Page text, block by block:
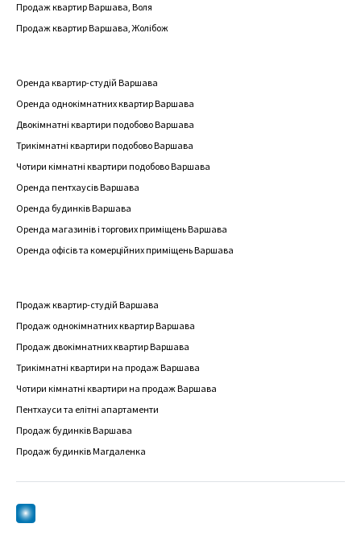
Продаж квартир Варшава, Воля
Продаж квартир Варшава, Жолібож
Оренда квартир-студій Варшава
Оренда однокімнатних квартир Варшава
Двокімнатні квартири подобово Варшава
Трикімнатні квартири подобово Варшава
Чотири кімнатні квартири подобово Варшава
Оренда пентхаусів Варшава
Оренда будинків Варшава
Оренда магазинів і торгових приміщень Варшава
Оренда офісів та комерційних приміщень Варшава
Продаж квартир-студій Варшава
Продаж однокімнатних квартир Варшава
Продаж двокімнатних квартир Варшава
Трикімнатні квартири на продаж Варшава
Чотири кімнатні квартири на продаж Варшава
Пентхауси та елітні апартаменти
Продаж будинків Варшава
Продаж будинків Магдаленка